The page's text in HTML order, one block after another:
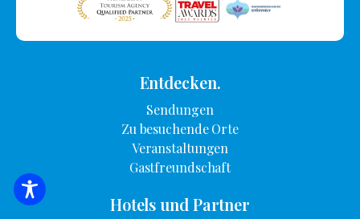
SUCHE NACH UNTERKUNFT
Entdecken.
Sendungen
Zu besuchende Orte
Veranstaltungen
Gastfreundschaft
Hotels und Partner